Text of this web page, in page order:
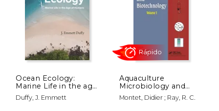
Ocean Ecology:
Marine Life in the age
of Humans (en
Inglés)
Duffy, J. Emmett
Aquaculture
Microbiology and
Biotechnology, Vol. 1
(en Inglés)
Montet, Didier ; Ray, R. C.